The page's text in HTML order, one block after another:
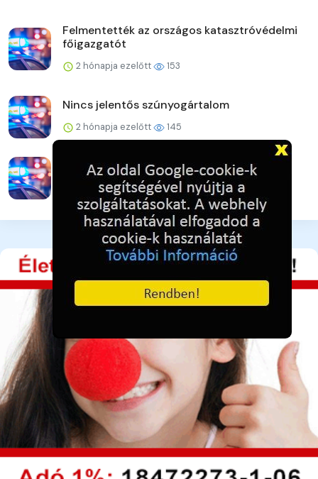
Felmentették az országos katasztróvédelmi
főigazgatót
2 hónapja ezelőtt 153
Nincs jelentős szúnyogártalom
2 hónapja ezelőtt 145
Konferencia a tűzvédelmi kockázatokról
2 hónapja ezelőtt 142